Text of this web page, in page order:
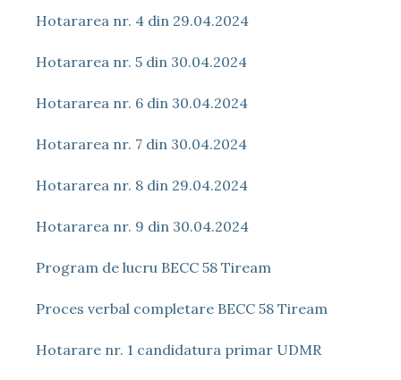
Hotararea nr. 4 din 29.04.2024
Hotararea nr. 5 din 30.04.2024
Hotararea nr. 6 din 30.04.2024
Hotararea nr. 7 din 30.04.2024
Hotararea nr. 8 din 29.04.2024
Hotararea nr. 9 din 30.04.2024
Program de lucru BECC 58 Tiream
Proces verbal completare BECC 58 Tiream
Hotarare nr. 1 candidatura primar UDMR